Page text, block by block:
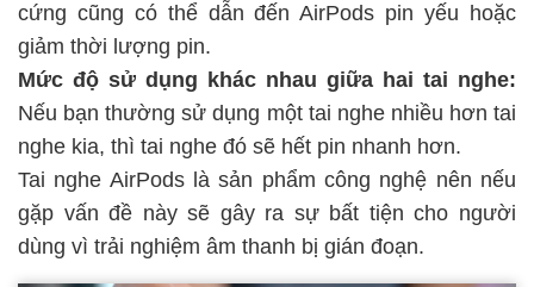
cứng cũng có thể dẫn đến AirPods pin yếu hoặc
giảm thời lượng pin.
Mức độ sử dụng khác nhau giữa hai tai nghe:
Nếu bạn thường sử dụng một tai nghe nhiều hơn tai
nghe kia, thì tai nghe đó sẽ hết pin nhanh hơn.
Tai nghe AirPods là sản phẩm công nghệ nên nếu
gặp vấn đề này sẽ gây ra sự bất tiện cho người
dùng vì trải nghiệm âm thanh bị gián đoạn.